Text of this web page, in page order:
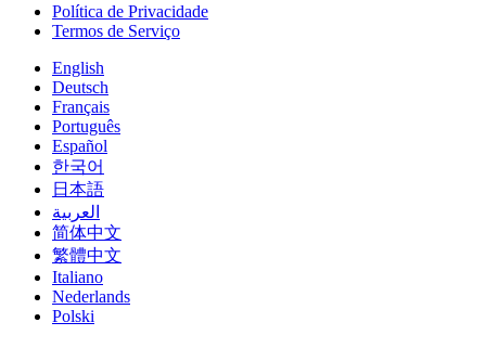
Política de Privacidade
Termos de Serviço
English
Deutsch
Français
Português
Español
한국어
日本語
العربية
简体中文
繁體中文
Italiano
Nederlands
Polski